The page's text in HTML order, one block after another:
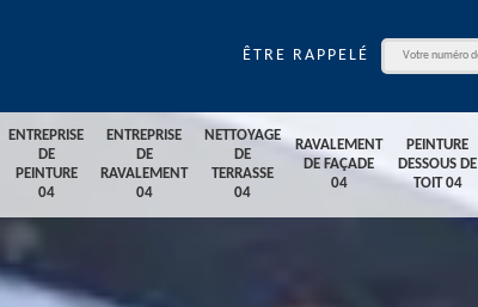
ÊTRE RAPPELÉ
ENTREPRISE
DE
PEINTURE
04
ENTREPRISE
DE
RAVALEMENT
04
NETTOYAGE
DE
TERRASSE
04
RAVALEMENT
DE FAÇADE
04
PEINTURE
DESSOUS DE
TOIT 04